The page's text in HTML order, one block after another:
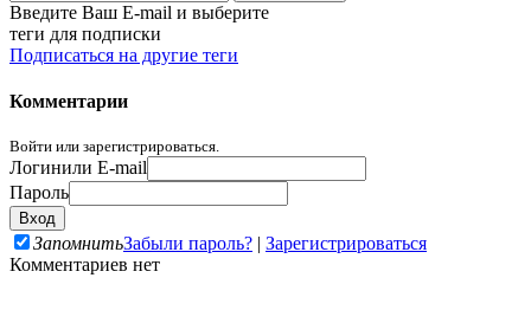
Введите Ваш E-mail и выберите
теги для подписки
Подписаться на другие теги
Комментарии
Войти или зарегистрироваться.
Логинили E-mail
Пароль
ЗапомнитьЗабыли пароль? | Зарегистрироваться
Комментариев нет